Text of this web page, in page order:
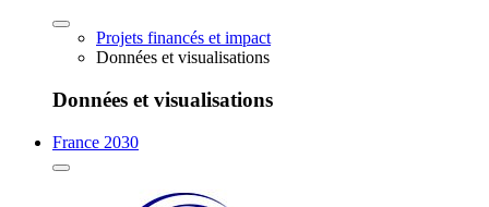
Projets financés et impact
Données et visualisations
Données et visualisations
France 2030